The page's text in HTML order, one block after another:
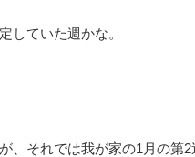
していた週かな。
、それでは我が家の1月の第